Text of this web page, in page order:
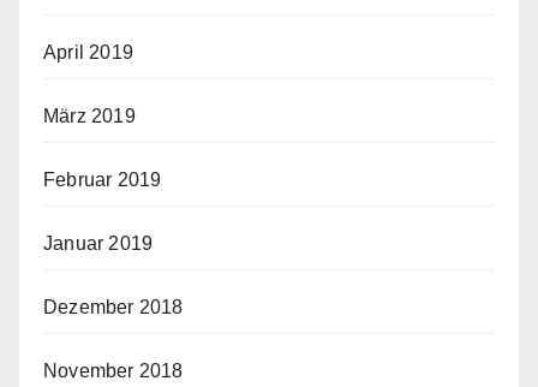
April 2019
März 2019
Februar 2019
Januar 2019
Dezember 2018
November 2018